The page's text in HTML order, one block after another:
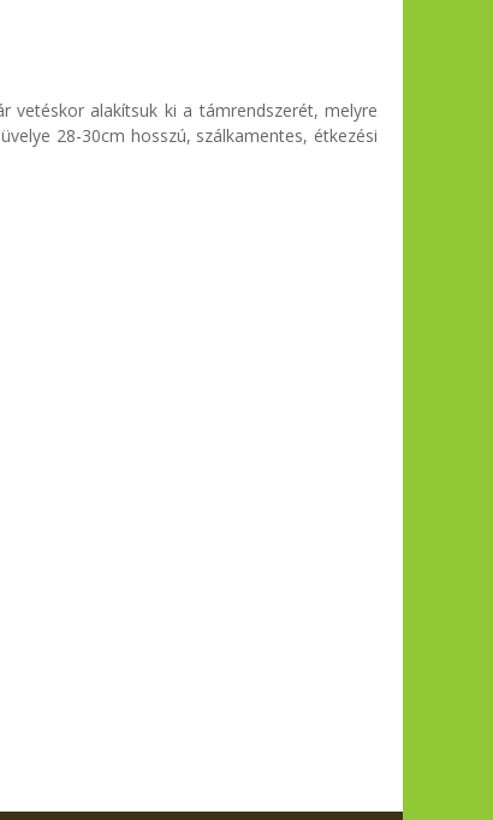
vetéskor alakítsuk ki a támrendszerét, melyre
28-30cm hosszú, szálkamentes, étkezési